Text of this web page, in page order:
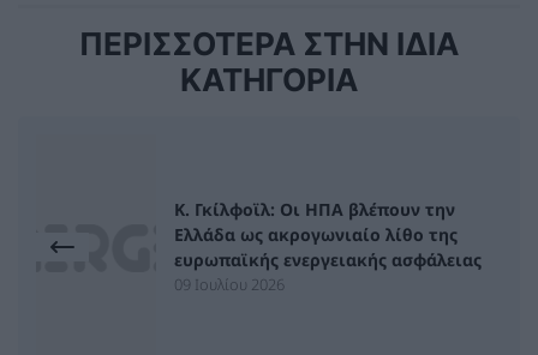
ΠΕΡΙΣΣΟΤΕΡΑ ΣΤΗΝ ΙΔΙΑ
ΚΑΤΗΓΟΡΙΑ
Κ. Γκίλφοϊλ: Οι ΗΠΑ βλέπουν την
Ελλάδα ως ακρογωνιαίο λίθο της
ευρωπαϊκής ενεργειακής ασφάλειας
09 Ιουλίου 2026